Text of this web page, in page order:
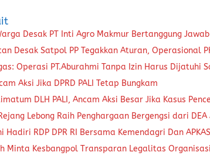
Desak PT Inti Agro Makmur Bertanggung Jawab
Desak Satpol PP Tegakkan Aturan, Operasional
Operasi PT.Aburahmi Tanpa Izin Harus Dijatuhi
Aksi Jika DPRD PALI Tetap Bungkam
DLH PALI, Ancam Aksi Besar Jika Kasus
Lebong Raih Penghargaan Bergengsi dari
Hadiri RDP DPR RI Bersama Kemendagri Dan APKASI
Minta Kesbangpol Transparan Legalitas